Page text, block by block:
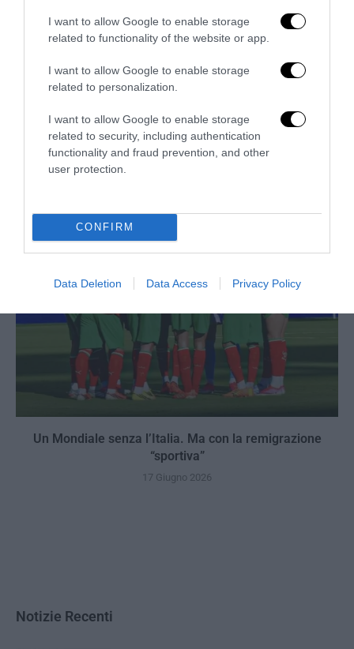
I want to allow Google to enable storage
related to functionality of the website or app.
I want to allow Google to enable storage
related to personalization.
I want to allow Google to enable storage
related to security, including authentication
functionality and fraud prevention, and other
user protection.
CONFIRM
Data Deletion Data Access Privacy Policy
Trump e Infantino: oltre l’ultimo Mondiale dell’umanità
Un Mondiale senza l’Italia. Ma con la remigrazione
“sportiva”
17 Giugno 2026
Notizie Recenti